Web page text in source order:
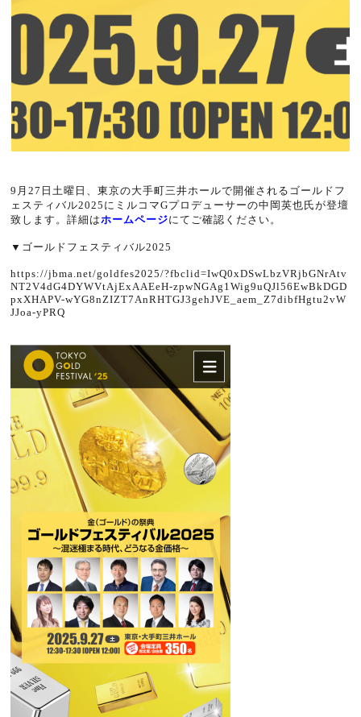
9月27日土曜日、東京の大手町三井ホールで開催されるゴールドフ
ェスティバル2025にミルコマGプロデューサーの中岡英也氏が登壇
致します。詳細はホームページにてご確認ください。
▼ ゴールドフェスティバル2025
https://jbma.net/goldfes2025/?fbclid=IwQ0xDSwLbzVRjbGNrAtv
NT2V4dG4DYWVtAjExAAEeH-zpwNGAg1Wig9uQJl56EwBkDGD
pxXHAPV-wYG8nZIZT7AnRHTGJ3gehJVE_aem_Z7dibfHgtu2vW
JJoa-yPRQ